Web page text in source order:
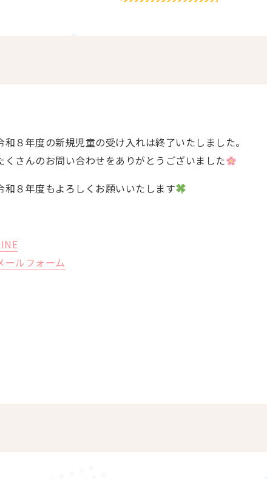
和８年度の新規児童の受け入れは終了いたしました。
くさんのお問い合わせをありがとうございました
和８年度もよろしくお願いいたします
ールフォーム